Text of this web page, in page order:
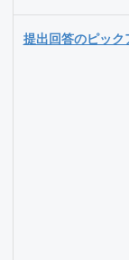
提出回答のピック